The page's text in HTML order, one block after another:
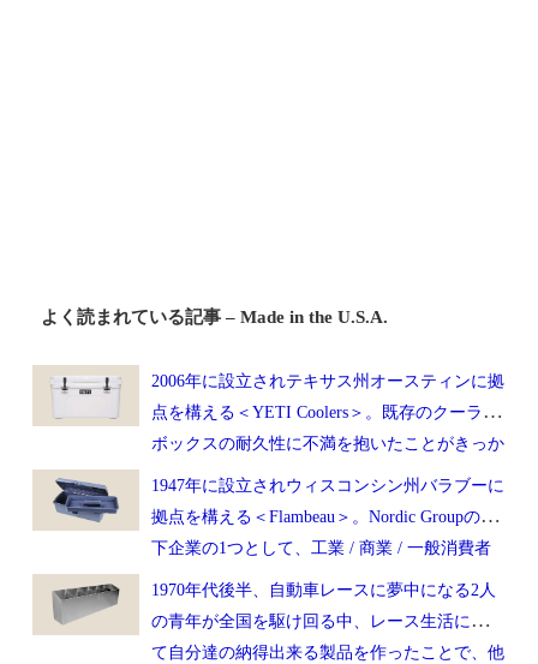
よく読まれている記事 – Made in the U.S.A.
2006年に設立されテキサス州オースティンに拠
点を構える＜YETI Coolers＞。既存のクーラー
ボックスの耐久性に不満を抱いたことがきっか
けとなりRyan and Roy Seiders両氏（兄弟）によ
って設立されアウトドアの愛好家をターゲット
に＜high-end＞なクーラーボックス市場を確
1947年に設立されウィスコンシン州バラブーに
拠点を構える＜Flambeau＞。Nordic Groupの傘
下企業の1つとして、工業 / 商業 / 一般消費者
に向けた硬化プラスチック製の保管ケースを中
心に販売しており様々な製品を展開。
1970年代後半、自動車レースに夢中になる2人
の青年が全国を駆け回る中、レース生活におい
て自分達の納得出来る製品を作ったことで、他